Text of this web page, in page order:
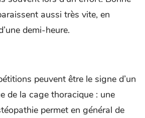
aussi très vite, en
demi-heure.
peuvent être le signe d’un
de la cage thoracique : une
permet en général de